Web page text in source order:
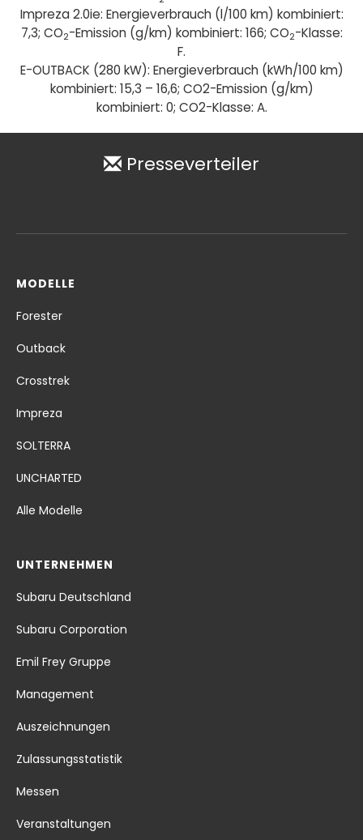
Impreza 2.0ie: Energieverbrauch (l/100 km) kombiniert:
7,3; CO2-Emission (g/km) kombiniert: 166; CO2-Klasse:
F.
E-OUTBACK (280 kW): Energieverbrauch (kWh/100 km)
kombiniert: 15,3 – 16,6; CO2-Emission (g/km)
kombiniert: 0; CO2-Klasse: A.
Presseverteiler
MODELLE
Forester
Outback
Crosstrek
Impreza
SOLTERRA
UNCHARTED
Alle Modelle
UNTERNEHMEN
Subaru Deutschland
Subaru Corporation
Emil Frey Gruppe
Management
Auszeichnungen
Zulassungsstatistik
Messen
Veranstaltungen